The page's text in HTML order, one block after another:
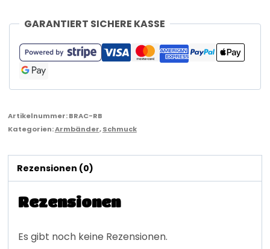
GARANTIERT SICHERE KASSE
Artikelnummer:BRAC-RB
Kategorien:Armbänder,Schmuck
Rezensionen (0)
Rezensionen
Es gibt noch keine Rezensionen.